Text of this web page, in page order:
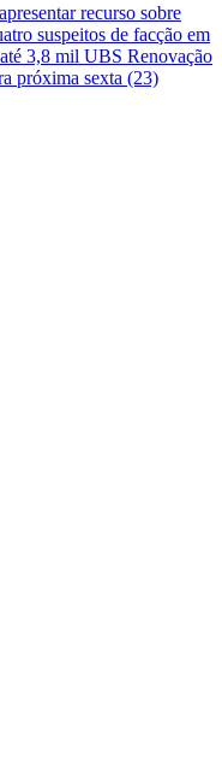
recurso sobre
suspeitos de facção em
3,8 mil UBS Renovação
próxima sexta (23)